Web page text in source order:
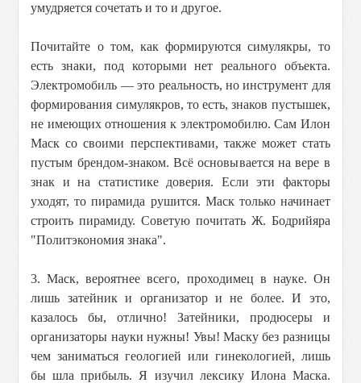
умудряется сочетать и то и другое.
Почитайте о том, как формируются симулякры, то
есть знаки, под которыми нет реального объекта.
Электромобиль — это реальность, но инструмент для
формирования симулякров, то есть, знаков пустышек,
не имеющих отношения к электромобилю. Сам Илон
Маск со своими перспективами, также может стать
пустым брендом-знаком. Всё основывается на вере в
знак и на статистике доверия. Если эти факторы
уходят, то пирамида рушится. Маск только начинает
строить пирамиду. Советую почитать Ж. Бодрийяра
"Политэкономия знака".
3. Маск, вероятнее всего, проходимец в науке. Он
лишь затейник и организатор и не более. И это,
казалось бы, отлично! Затейники, продюсеры и
организаторы науки нужны! Увы! Маску без разницы
чем заниматься геологией или гинекологией, лишь
бы шла прибыль. Я изучил лексику Илона Маска.